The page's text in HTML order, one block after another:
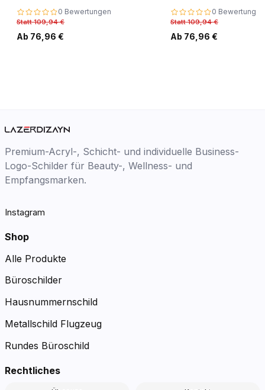
0 Bewertungen
Statt 109,94 €
Ab 76,96 €
0 Bewertungen
Statt 109,94 €
Ab 76,96 €
Premium-Acryl-, Schicht- und individuelle Business-
Logo-Schilder für Beauty-, Wellness- und
Empfangsmarken.
Instagram
Shop
Alle Produkte
Büroschilder
Hausnummernschild
Metallschild Flugzeug
Rundes Büroschild
Rechtliches